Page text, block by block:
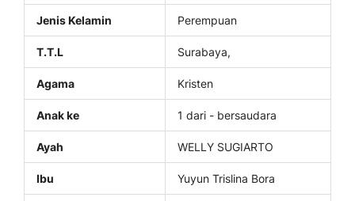
Jenis Kelamin Perempuan
T.T.L Surabaya,
Agama Kristen
Anak ke 1 dari - bersaudara
Ayah WELLY SUGIARTO
Ibu Yuyun Trislina Bora